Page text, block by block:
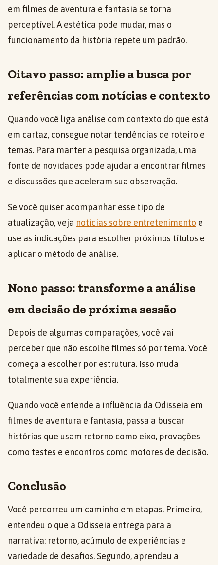
em filmes de aventura e fantasia se torna
perceptível. A estética pode mudar, mas o
funcionamento da história repete um padrão.
Oitavo passo: amplie a busca por
referências com notícias e contexto
Quando você liga análise com contexto do que está
em cartaz, consegue notar tendências de roteiro e
temas. Para manter a pesquisa organizada, uma
fonte de novidades pode ajudar a encontrar filmes
e discussões que aceleram sua observação.
Se você quiser acompanhar esse tipo de
atualização, veja notícias sobre entretenimento e
use as indicações para escolher próximos títulos e
aplicar o método de análise.
Nono passo: transforme a análise
em decisão de próxima sessão
Depois de algumas comparações, você vai
perceber que não escolhe filmes só por tema. Você
começa a escolher por estrutura. Isso muda
totalmente sua experiência.
Quando você entende a influência da Odisseia em
filmes de aventura e fantasia, passa a buscar
histórias que usam retorno como eixo, provações
como testes e encontros como motores de decisão.
Conclusão
Você percorreu um caminho em etapas. Primeiro,
entendeu o que a Odisseia entrega para a
narrativa: retorno, acúmulo de experiências e
variedade de desafios. Segundo, aprendeu a